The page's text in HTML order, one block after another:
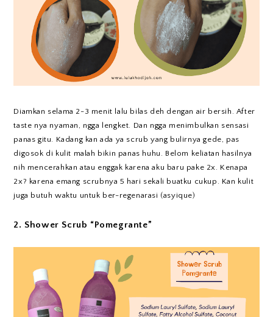
Diamkan selama 2-3 menit lalu bilas deh dengan air bersih. After
taste nya nyaman, ngga lengket. Dan ngga menimbulkan sensasi
panas gitu. Kadang kan ada ya scrub yang bulirnya gede, pas
digosok di kulit malah bikin panas huhu. Belom keliatan hasilnya
nih mencerahkan atau enggak karena aku baru pake 2x. Kenapa
2x? karena emang scrubnya 5 hari sekali buatku cukup. Kan kulit
juga butuh waktu untuk ber-regenarasi (asyique)
2. Shower Scrub “Pomegrante”